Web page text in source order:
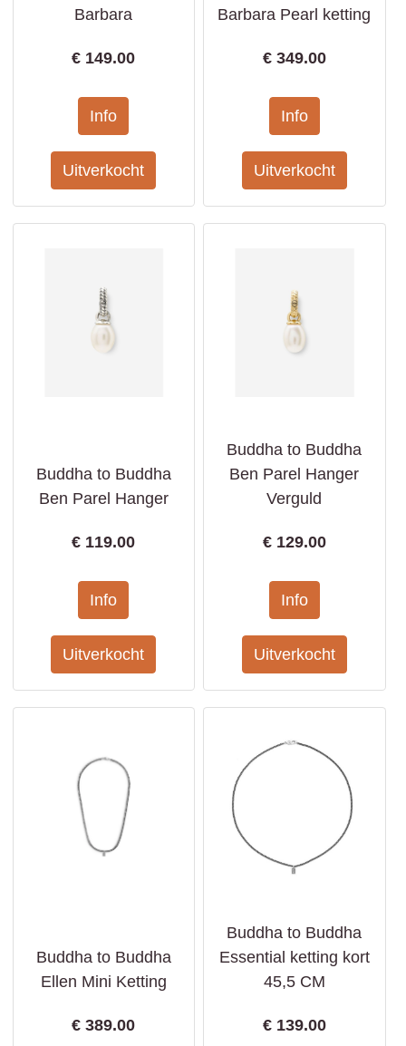
Barbara
€ 149.00
Barbara Pearl ketting
€ 349.00
Buddha to Buddha
Ben Parel Hanger
€ 119.00
Buddha to Buddha
Ben Parel Hanger
Verguld
€ 129.00
Buddha to Buddha
Ellen Mini Ketting
€389.00
Buddha to Buddha
Essential ketting kort
45,5 CM
€ 139.00